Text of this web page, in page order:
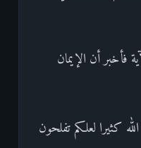
فأخبر أن الإيمان
كثيرا لعلكم تفلحون